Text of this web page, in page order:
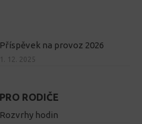
Příspěvek na provoz 2026
1. 12. 2025
PRO RODIČE
Rozvrhy hodin